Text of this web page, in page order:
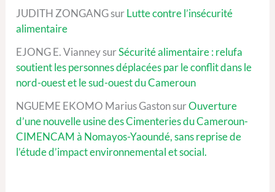
JUDITH ZONGANGsurLutte contre l’insécurité
alimentaire
EJONG E. VianneysurSécurité alimentaire : relufa
soutient les personnes déplacées par le conflit dans le
nord-ouest et le sud-ouest du Cameroun
NGUEME EKOMO Marius GastonsurOuverture
d’une nouvelle usine des Cimenteries du Cameroun-
CIMENCAM à Nomayos-Yaoundé, sans reprise de
l’étude d’impact environnemental et social.